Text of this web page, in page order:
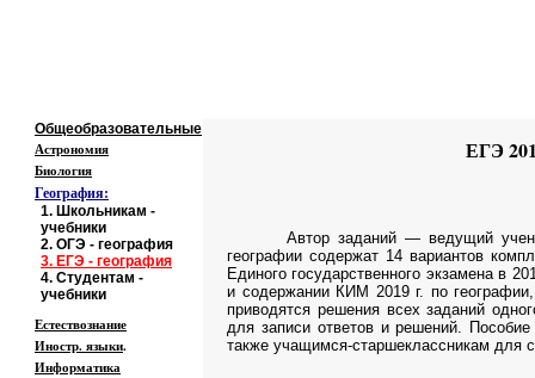
Общеобразовательные
ЕГЭ
Автор заданий — ведущий
географии содержат 14 вариантов
Единого государственного экзамена в
и содержании КИМ 2019 г. по
приводятся решения всех заданий
для записи ответов и решений.
также учащимся-старшеклассникам для
Астрономия
Биология
География:
1. Школьникам -
учебники
2. ОГЭ - география
3. ЕГЭ - география
4. Студентам -
учебники
Естествознание
Иностр. языки.
Информатика